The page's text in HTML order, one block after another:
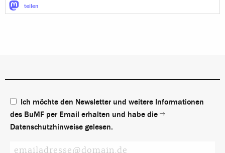
teilen
Ich möchte den Newsletter und weitere Informationen
des BuMF per Email erhalten und habe die
Datenschutzhinweise gelesen.